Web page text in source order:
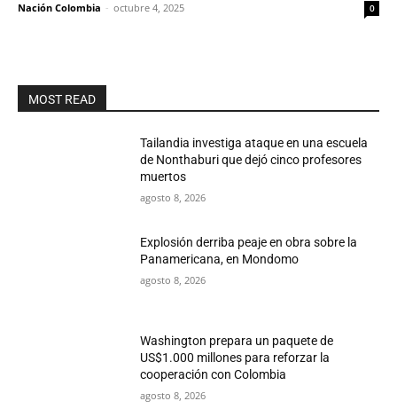
Nación Colombia - octubre 4, 2025 0
MOST READ
Tailandia investiga ataque en una escuela
de Nonthaburi que dejó cinco profesores
muertos
agosto 8, 2026
Explosión derriba peaje en obra sobre la
Panamericana, en Mondomo
agosto 8, 2026
Washington prepara un paquete de
US$1.000 millones para reforzar la
cooperación con Colombia
agosto 8, 2026